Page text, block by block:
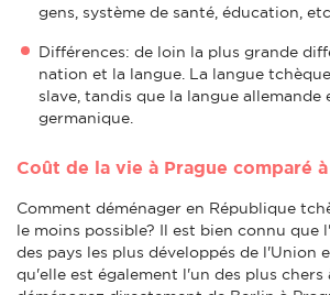
gens, système de santé, éducation, etc.
Différences: de loin la plus grande
nation et la langue. La langue
slave, tandis que la langue allemande
germanique.
Coût de la vie à Prague comparé
Comment déménager en République
le moins possible? Il est bien connu que
des pays les plus développés de l'Union
qu'elle est également l'un des plus chers